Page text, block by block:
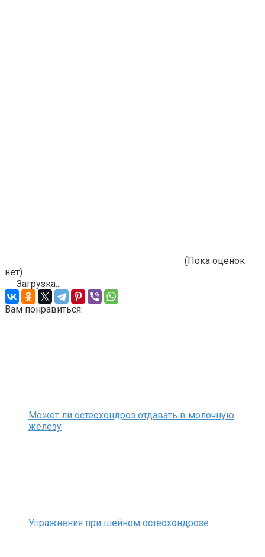
(Пока оценок
нет)
Загрузка...
Вам понравиться:
Может ли остеохондроз отдавать в молочную
железу
Упражнения при шейном остеохондрозе